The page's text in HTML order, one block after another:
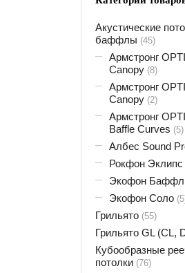
Акустические
баффлы (45)
Армстронг
Canopy (8)
Армстронг
Canopy (2)
Армстронг
Baffle Curves (5)
Албес Sound
Рокфон Эклипс
Экофон Баффл
Экофон Соло
Грильято (55)
Грильято GL (CL,
Кубообразные
потолки (76)